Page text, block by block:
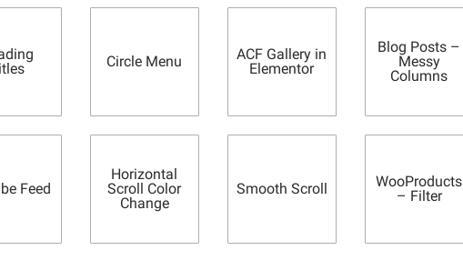
Circle Menu
ACF Gallery in
Elementor
Blog Posts –
Messy
Columns
Feed
Horizontal
Scroll Color
Change
Smooth Scroll
WooProducts
– Filter